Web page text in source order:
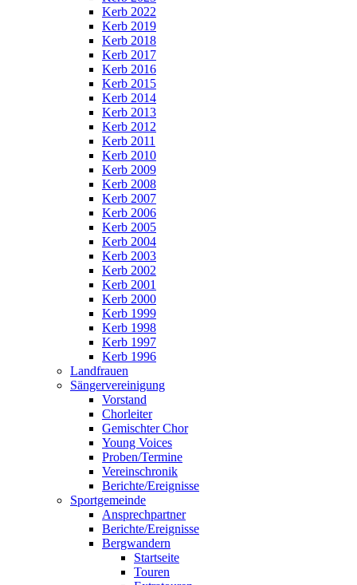
Kerb 2022
Kerb 2019
Kerb 2018
Kerb 2017
Kerb 2016
Kerb 2015
Kerb 2014
Kerb 2013
Kerb 2012
Kerb 2011
Kerb 2010
Kerb 2009
Kerb 2008
Kerb 2007
Kerb 2006
Kerb 2005
Kerb 2004
Kerb 2003
Kerb 2002
Kerb 2001
Kerb 2000
Kerb 1999
Kerb 1998
Kerb 1997
Kerb 1996
Landfrauen
Sängervereinigung
Vorstand
Chorleiter
Gemischter Chor
Young Voices
Proben/Termine
Vereinschronik
Berichte/Ereignisse
Sportgemeinde
Ansprechpartner
Berichte/Ereignisse
Bergwandern
Startseite
Touren